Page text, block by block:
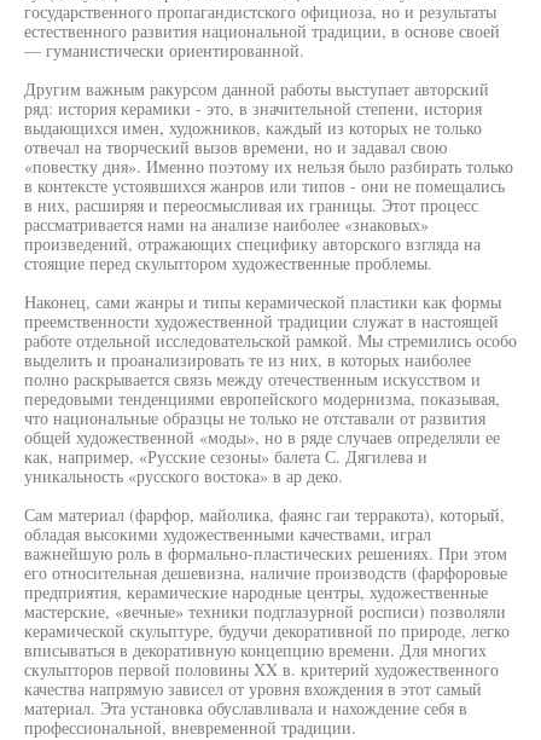
государственного пропагандистского официоза, но и результаты
естественного развития национальной традиции, в основе своей
— гуманистически ориентированной.
Другим важным ракурсом данной работы выступает авторский
ряд: история керамики - это, в значительной степени, история
выдающихся имен, художников, каждый из которых не только
отвечал на творческий вызов времени, но и задавал свою
«повестку дня». Именно поэтому их нельзя было разбирать только
в контексте устоявшихся жанров или типов - они не помещались
в них, расширяя и переосмысливая их границы. Этот процесс
рассматривается нами на анализе наиболее «знаковых»
произведений, отражающих специфику авторского взгляда на
стоящие перед скульптором художественные проблемы.
Наконец, сами жанры и типы керамической пластики как формы
преемственности художественной традиции служат в настоящей
работе отдельной исследовательской рамкой. Мы стремились особо
выделить и проанализировать те из них, в которых наиболее
полно раскрывается связь между отечественным искусством и
передовыми тенденциями европейского модернизма, показывая,
что национальные образцы не только не отставали от развития
общей художественной «моды», но в ряде случаев определяли ее
как, например, «Русские сезоны» балета С. Дягилева и
уникальность «русского востока» в ар деко.
Сам материал (фарфор, майолика, фаянс гаи терракота), который,
обладая высокими художественными качествами, играл
важнейшую роль в формально-пластических решениях. При этом
его относительная дешевизна, наличие производств (фарфоровые
предприятия, керамические народные центры, художественные
мастерские, «вечные» техники подглазурной росписи) позволяли
керамической скульптуре, будучи декоративной по природе, легко
вписываться в декоративную концепцию времени. Для многих
скульпторов первой половины XX в. критерий художественного
качества напрямую зависел от уровня вхождения в этот самый
материал. Эта установка обуславливала и нахождение себя в
профессиональной, вневременной традиции.